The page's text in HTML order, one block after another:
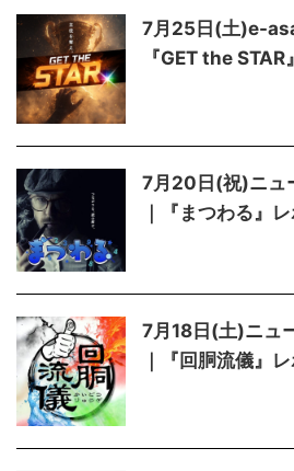
7月25日(土)e-
『GET the STAR
7月20日(祝)ニュ
｜『まつわる』レ
7月18日(土)ニュ
｜『回胴流儀』レ